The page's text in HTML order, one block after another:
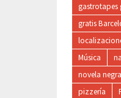
gastrotapes
gratis
Música
novela negra
pizzería